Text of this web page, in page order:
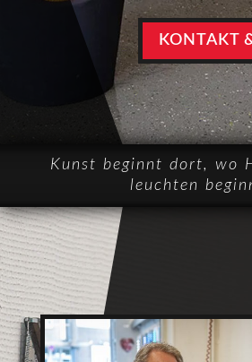
KONTAKT
Kunst beginnt dort, wo
leuchten